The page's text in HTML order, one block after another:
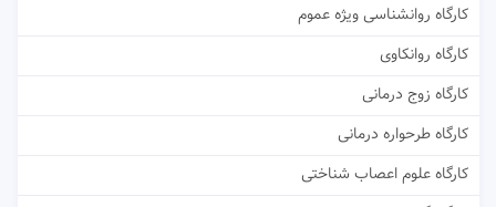
کارگاه روانشناسی ویژه عموم
کارگاه روانکاوی
کارگاه زوج درمانی
کارگاه طرحواره درمانی
کارگاه علوم اعصاب شناختی